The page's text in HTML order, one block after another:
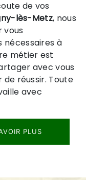
de vos
lès-Metz, nous
vous
à
métier est
avec vous
réussir. Toute
avec
PLUS